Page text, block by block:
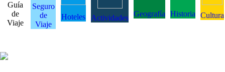
Guía
de
Viaje
Seguro
de
Viaje
Hoteles Actividades Geografía Historia Cultura